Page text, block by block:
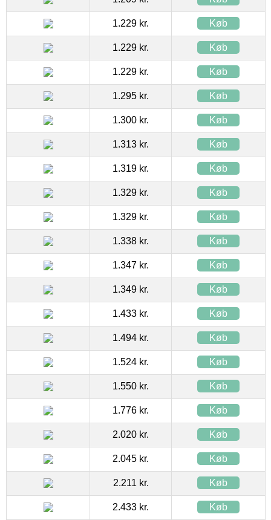
1.229 kr. Køb
1.229 kr. Køb
1.229 kr. Køb
1.295 kr. Køb
1.300 kr. Køb
1.313 kr. Køb
1.319 kr. Køb
1.329 kr. Køb
1.329 kr. Køb
1.338 kr. Køb
1.347 kr. Køb
1.349 kr. Køb
1.433 kr. Køb
1.494 kr. Køb
1.524 kr. Køb
1.550 kr. Køb
1.776 kr. Køb
2.020 kr. Køb
2.045 kr. Køb
2.211 kr. Køb
2.433 kr. Køb